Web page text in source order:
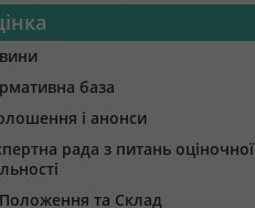
база
і анонси
рада з питань оціночної
Положення та Склад